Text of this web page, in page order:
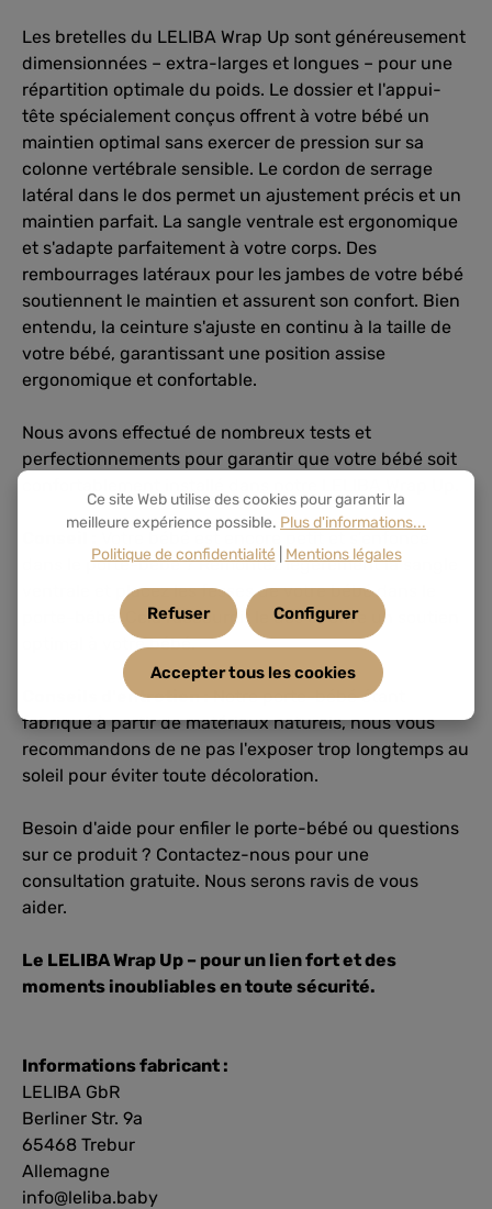
Les bretelles du LELIBA Wrap Up sont généreusement
dimensionnées – extra-larges et longues – pour une
répartition optimale du poids. Le dossier et l'appui-
tête spécialement conçus offrent à votre bébé un
maintien optimal sans exercer de pression sur sa
colonne vertébrale sensible. Le cordon de serrage
latéral dans le dos permet un ajustement précis et un
maintien parfait. La sangle ventrale est ergonomique
et s'adapte parfaitement à votre corps. Des
rembourrages latéraux pour les jambes de votre bébé
soutiennent le maintien et assurent son confort. Bien
entendu, la ceinture s'ajuste en continu à la taille de
votre bébé, garantissant une position assise
ergonomique et confortable.
Nous avons effectué de nombreux tests et
perfectionnements pour garantir que votre bébé soit
Votre bébé est encore petit et s'enfonce
dans le porte-bébé ? Remontez légèrement la sangle
ventrale et placez les fesses de votre bébé dans le
porte-bébé.
Cela raccourcit le dos et offre un soutien
optimal à votre bébé.
Conseils d'entretien :Notre porte-bébé étant
fabriqué à partir de matériaux naturels, nous vous
recommandons de ne pas l'exposer trop longtemps au
soleil pour éviter toute décoloration.
Besoin d'aide pour enfiler le porte-bébé ou questions
sur ce produit ? Contactez-nous pour une
consultation gratuite. Nous serons ravis de vous
aider.
Le LELIBA Wrap Up – pour un lien fort et des
moments inoubliables en toute sécurité.
Informations fabricant :
LELIBA GbR
Berliner Str. 9a
65468 Trebur
Allemagne
info@leliba.baby
Ce site Web utilise des cookies pour garantir la
meilleure expérience possible. Plus d'informations...
Politique de confidentialité
Mentions légales
Refuser Configurer
Accepter tous les cookies